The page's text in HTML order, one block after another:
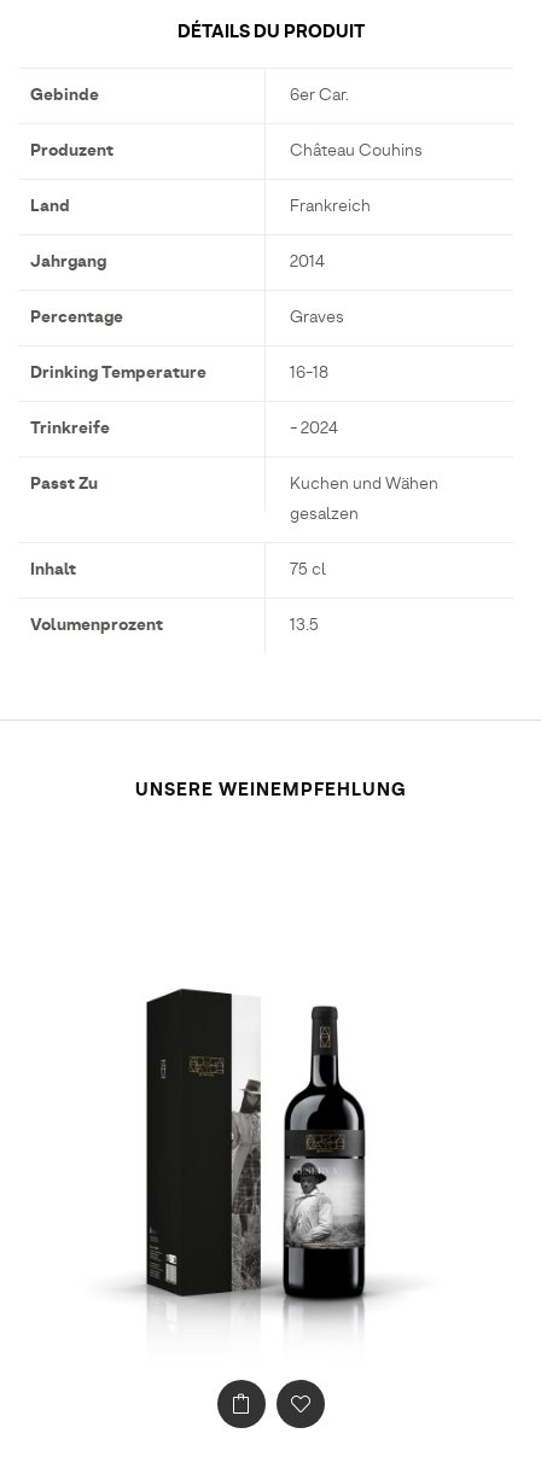
DÉTAILS DU PRODUIT
Gebinde 6er Car.
Produzent Château Couhins
Land Frankreich
Jahrgang 2014
Percentage Graves
Drinking Temperature 16-18
Trinkreife - 2024
Passt Zu
Kuchen und Wähen
gesalzen
Inhalt 75 cl
Volumenprozent 13.5
UNSERE WEINEMPFEHLUNG